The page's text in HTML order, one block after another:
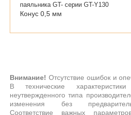
паяльника GT- серии GT-Y130
Конус 0,5 мм
Внимание! Отсутствие ошибок и
В технические
неутвержденного типа
изменения без
Соответствие важных